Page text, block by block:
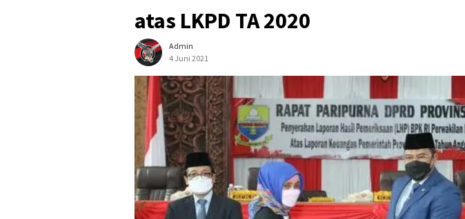
atas LKPD TA 2020
Admin
4 Juni 2021